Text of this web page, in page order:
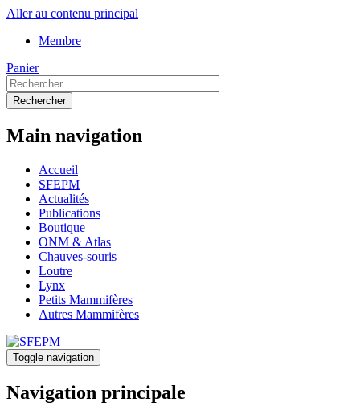
Aller au contenu principal
Membre
Panier
Rechercher
Main navigation
Accueil
SFEPM
Actualités
Publications
Boutique
ONM & Atlas
Chauves-souris
Loutre
Lynx
Petits Mammifères
Autres Mammifères
Toggle navigation
Navigation principale